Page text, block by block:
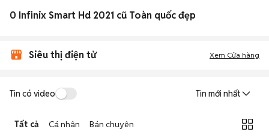
0 Infinix Smart Hd 2021 cũ Toàn quốc đẹp
Siêu thị điện tử Xem Cửa hàng
Tin có video Tin mới nhất
Tất cả Cá nhân Bán chuyên